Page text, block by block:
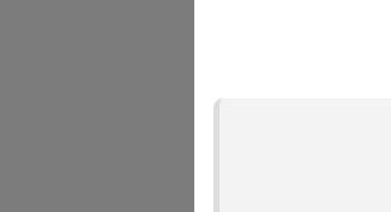
由最灵活、
行进路线就
第三梯队
母狼负责维